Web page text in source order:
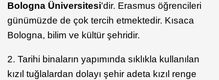
Bologna Üniversitesi'dir. Erasmus öğrencileri
günümüzde de çok tercih etmektedir. Kısaca
Bologna, bilim ve kültür şehridir.
2. Tarihi binaların yapımında sıklıkla kullanılan
kızıl tuğlalardan dolayı şehir adeta kızıl renge